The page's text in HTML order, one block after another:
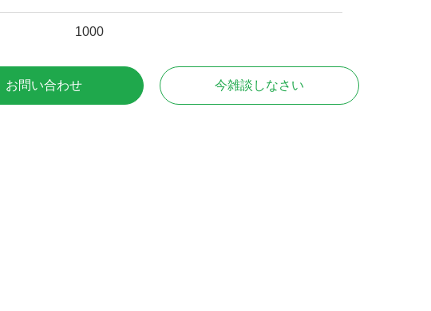
1000
お問い合わせ 今雑談しなさい